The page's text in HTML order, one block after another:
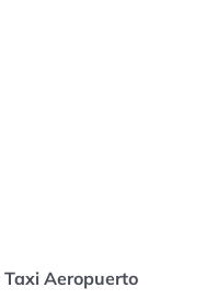
Taxi Aeropuerto